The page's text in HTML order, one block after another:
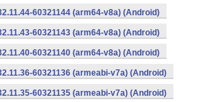
60321144 (arm64-v8a) (Android)
60321143 (arm64-v8a) (Android)
60321140 (arm64-v8a) (Android)
60321136 (armeabi-v7a) (Android)
60321135 (armeabi-v7a) (Android)